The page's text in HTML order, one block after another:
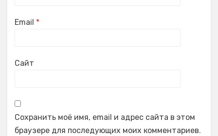
Email *
Сайт
Сохранить моё имя, email и адрес сайта в этом
браузере для последующих моих комментариев.